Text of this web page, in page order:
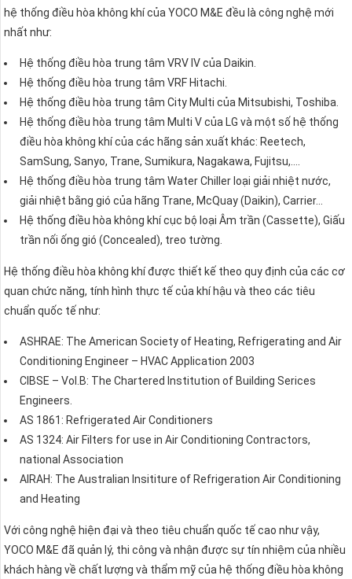
hệ thống điều hòa không khí của YOCO M&E đều là công nghệ mới
nhất như:
Hệ thống điều hòa trung tâm VRV IV của Daikin.
Hệ thống điều hòa trung tâm VRF Hitachi.
Hệ thống điều hòa trung tâm City Multi của Mitsubishi, Toshiba.
Hệ thống điều hòa trung tâm Multi V của LG và một số hệ thống
điều hòa không khí của các hãng sản xuất khác: Reetech,
SamSung, Sanyo, Trane, Sumikura, Nagakawa, Fujitsu,….
Hệ thống điều hòa trung tâm Water Chiller loại giải nhiệt nước,
giải nhiệt bằng gió của hãng Trane, McQuay (Daikin), Carrier…
Hệ thống điều hòa không khí cục bộ loại Âm trần (Cassette), Giấu
trần nối ống gió (Concealed), treo tường.
Hệ thống điều hòa không khí được thiết kế theo quy định của các cơ
quan chức năng, tính hình thực tế của khí hậu và theo các tiêu
chuẩn quốc tế như:
ASHRAE: The American Society of Heating, Refrigerating and Air
Conditioning Engineer – HVAC Application 2003
CIBSE – Vol.B: The Chartered Institution of Building Serices
Engineers.
AS 1861: Refrigerated Air Conditioners
AS 1324: Air Filters for use in Air Conditioning Contractors,
national Association
AIRAH: The Australian Insititure of Refrigeration Air Conditioning
and Heating
Với công nghệ hiện đại và theo tiêu chuẩn quốc tế cao như vậy,
YOCO M&E đã quản lý, thi công và nhận được sự tín nhiệm của nhiều
khách hàng về chất lượng và thẩm mỹ của hệ thống điều hòa không